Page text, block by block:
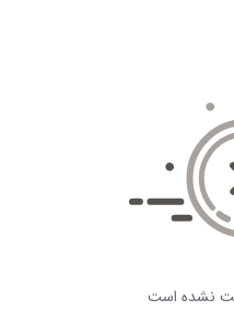
نشده است